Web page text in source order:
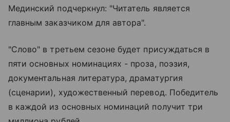
Мединский подчеркнул: "Читатель является
главным заказчиком для автора".
"Слово" в третьем сезоне будет присуждаться в
пяти основных номинациях - проза, поэзия,
документальная литература, драматургия
(сценарии), художественный перевод. Победитель
в каждой из основных номинаций получит три